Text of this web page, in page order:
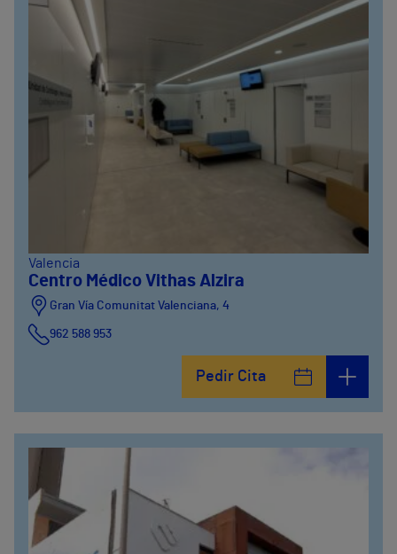
Valencia
Centro Médico Vithas Alzira
Gran Vía Comunitat Valenciana, 4
962 588 953
Pedir Cita